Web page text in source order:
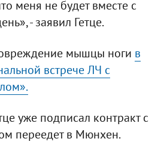
меня не будет вместе с
- заявил Гетце.
мышцы ноги в
встрече ЛЧ с
уже подписал контракт с
переедет в Мюнхен.